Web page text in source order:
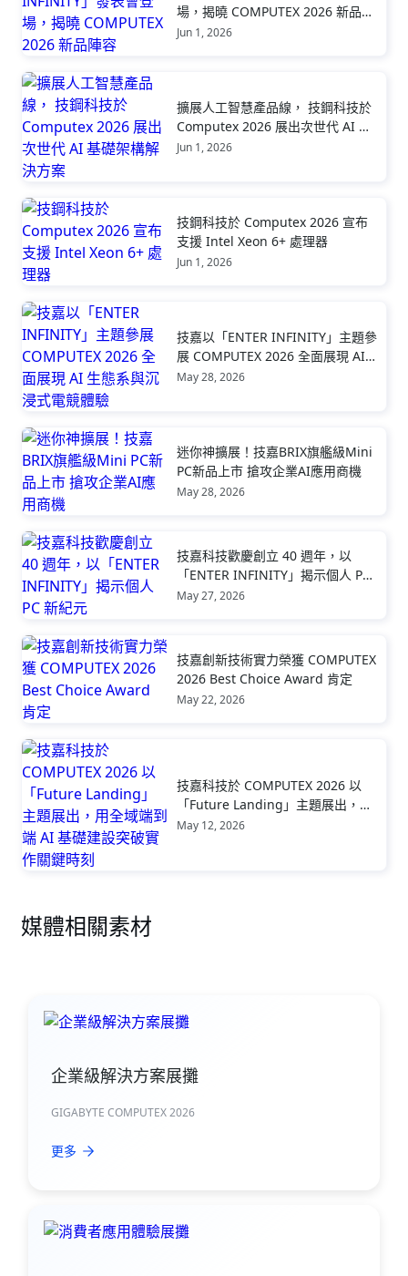
場，揭曉 COMPUTEX 2026 新品陣
容
Jun 1, 2026
擴展人工智慧產品線， 技鋼科技於
Computex 2026 展出次世代 AI 基
礎架構解決方案
Jun 1, 2026
技鋼科技於 Computex 2026 宣布
支援 Intel Xeon 6+ 處理器
Jun 1, 2026
技嘉以「ENTER INFINITY」主題參
展 COMPUTEX 2026 全面展現 AI
生態系與沉浸式電競體驗
May 28, 2026
迷你神擴展！技嘉BRIX旗艦級Mini
PC新品上市 搶攻企業AI應用商機
May 28, 2026
技嘉科技歡慶創立 40 週年，以
「ENTER INFINITY」揭示個人 PC
新紀元
May 27, 2026
技嘉創新技術實力榮獲 COMPUTEX
2026 Best Choice Award 肯定
May 22, 2026
技嘉科技於 COMPUTEX 2026 以
「Future Landing」主題展出，用
全域端到端 AI 基礎建設突破實作關
May 12, 2026
媒體相關素材
企業級解決方案展攤
GIGABYTE COMPUTEX 2026
更多